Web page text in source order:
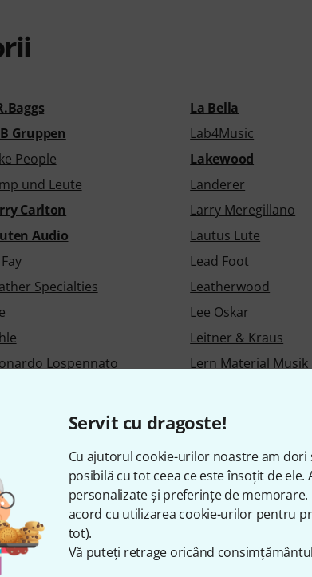
Servit cu dragoste!
Cu ajutorul cookie-urilor noastre am
posibilă cu tot ceea ce este însoțit de
personalizate și preferințe de
acord cu utilizarea cookie-urilor pentru
tot).
Vă puteți retrage oricând
La Bella
Gruppen Lab4Music
People Lakewood
und Leute Landerer
Carlton Larry Meregillano
Audio Lautus Lute
Lead Foot
Specialties Leatherwood
Lee Oskar
Leitner & Kraus
Lospennato Lern Material Musik
Lightware
Littlite
Logitech
Lothar Semmlinger
Boy
Zerilli